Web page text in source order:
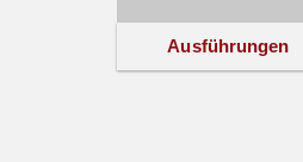
Ausführungen